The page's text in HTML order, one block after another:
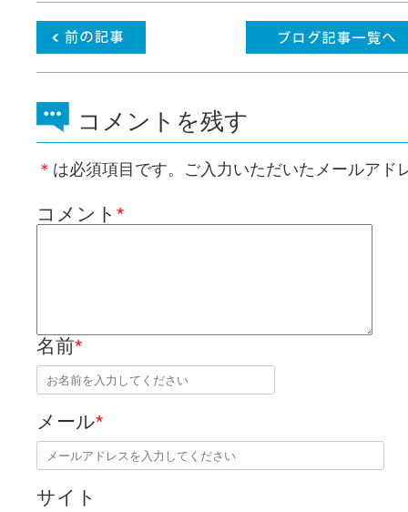
コメントを残す
＊ は必須項目です。ご入力いただいたメールアド
コメント *
名前*
メール*
サイト